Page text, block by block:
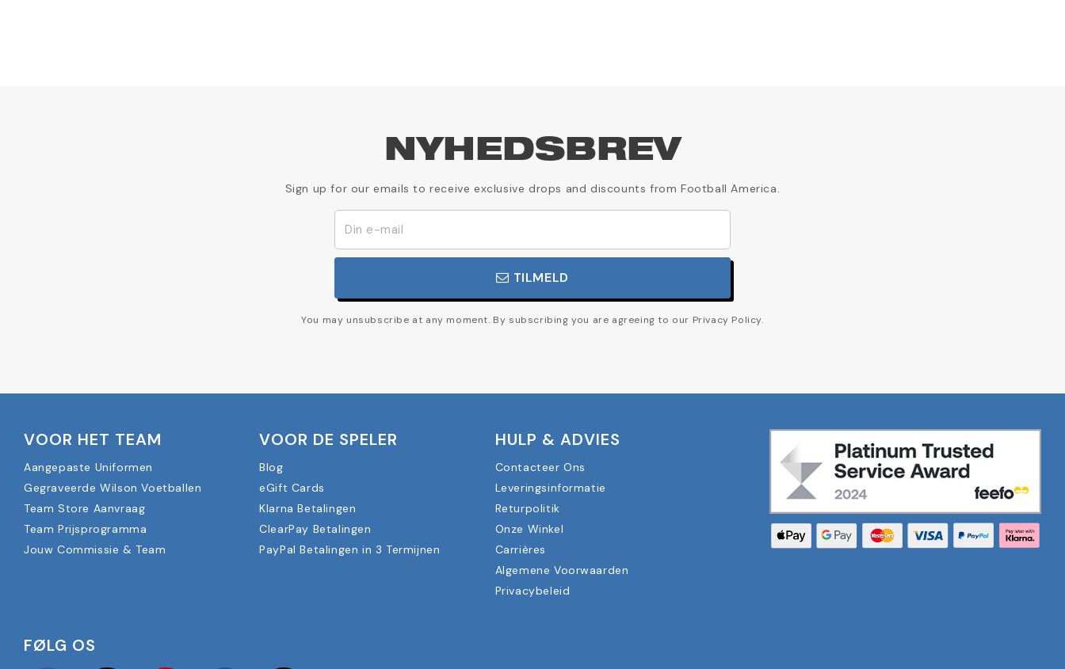
NYHEDSBREV
Sign up for our emails to receive exclusive drops and discounts from Football America.
TILMELD
You may unsubscribe at any moment. By subscribing you are agreeing to our Privacy Policy.
VOOR HET TEAM
Aangepaste Uniformen
Gegraveerde Wilson Voetballen
Team Store Aanvraag
Team Prijsprogramma
Jouw Commissie & Team
VOOR DE SPELER
Blog
eGift Cards
Klarna Betalingen
ClearPay Betalingen
PayPal Betalingen in 3 Termijnen
HULP & ADVIES
Contacteer Ons
Leveringsinformatie
Returpolitik
Onze Winkel
Carrières
Algemene Voorwaarden
Privacybeleid
FØLG OS